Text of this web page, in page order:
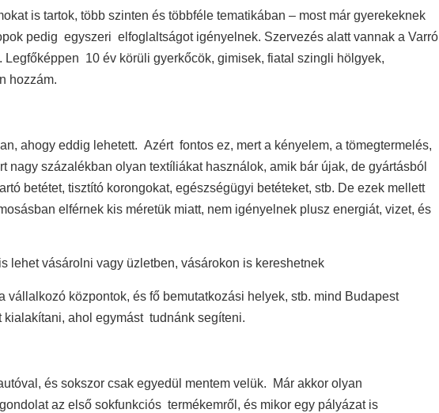
is tartok, több szinten és többféle tematikában – most már gyerekeknek
pedig egyszeri elfoglaltságot igényelnek. Szervezés alatt vannak a Varró
10 év körüli gyerkőcök, gimisek, fiatal szingli hölgyek,
hozzám.
ahogy eddig lehetett. Azért fontos ez, mert a kényelem, a tömegtermelés,
százalékban olyan textíliákat használok, amik bár újak, de gyártásból
betétet, tisztító korongokat, egészségügyi betéteket, stb. De ezek mellett
elférnek kis méretük miatt, nem igényelnek plusz energiát, vizet, és
lehet vásárolni vagy üzletben, vásárokon is kereshetnek
központok, és fő bemutatkozási helyek, stb. mind Budapest
ahol egymást tudnánk segíteni.
és sokszor csak egyedül mentem velük. Már akkor olyan
az első sokfunkciós termékemről, és mikor egy pályázat is